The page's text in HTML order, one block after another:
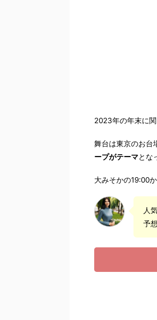
2023年の年末に
舞台は東京のお台
ープがテーマとな
大みそかの19:00
人
予